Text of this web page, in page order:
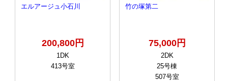
エルアージュ小石川
200,800円
1DK
413号室
竹の塚第二
75,000円
2DK
25号棟
507号室